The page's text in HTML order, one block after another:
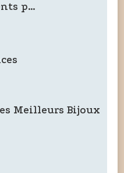
p…
Meilleurs Bijoux